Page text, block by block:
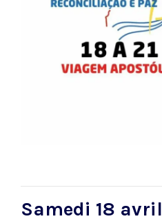
Samedi 18 avril